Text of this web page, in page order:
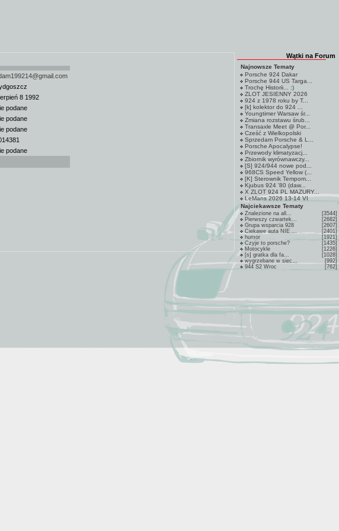
8 1992
podane
podane
podane
podane
Wątki na Forum
Najnowsze Tematy
Porsche 924 Dakar
Porsche 944 US Targa...
Trochę Historii... :)
ZLOT JESIENNY 2026
924 z 1978 roku by T...
[k] kolektor do 924 ...
Youngtimer Warsaw śr...
Zmiana rozstawu śrub...
Transaxle Meet @ Por...
Cześć z Wielkopolski
Sprzedam Porsche & L...
Porsche Apocalypse!
Przewody klimatyzacj...
Zbiornik wyrównawczy...
[S] 924/944 nowe pod...
968CS Speed Yellow (...
[K] Sterownik Tempom...
Kjubus 924 '80 (daw...
X ZLOT 924 PL MAZURY...
LeMans 2026 13-14 VI
Najciekawsze Tematy
Znalezione na all...
[3544]
Pierwszy czwartek...
[2682]
Grupa wsparcia 928
[2607]
Ciekawe auta NIE ...
[2401]
humor
[1921]
Czyje to porsche?
[1435]
Motocykle
[1226]
[s] gratka dla fa...
[1028]
wygrzebane w siec...
[992]
944 S2 Wroc
[762]